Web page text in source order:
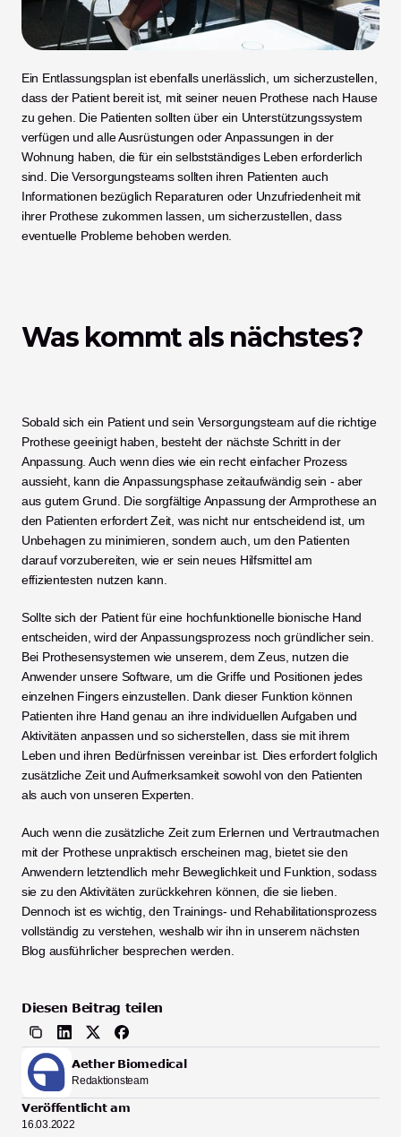
Ein Entlassungsplan ist ebenfalls unerlässlich, um sicherzustellen,
dass der Patient bereit ist, mit seiner neuen Prothese nach Hause
zu gehen. Die Patienten sollten über ein Unterstützungssystem
verfügen und alle Ausrüstungen oder Anpassungen in der
Wohnung haben, die für ein selbstständiges Leben erforderlich
sind. Die Versorgungsteams sollten ihren Patienten auch
Informationen bezüglich Reparaturen oder Unzufriedenheit mit
ihrer Prothese zukommen lassen, um sicherzustellen, dass
eventuelle Probleme behoben werden.
Was kommt als nächstes?
Sobald sich ein Patient und sein Versorgungsteam auf die richtige
Prothese geeinigt haben, besteht der nächste Schritt in der
Anpassung. Auch wenn dies wie ein recht einfacher Prozess
aussieht, kann die Anpassungsphase zeitaufwändig sein - aber
aus gutem Grund. Die sorgfältige Anpassung der Armprothese an
den Patienten erfordert Zeit, was nicht nur entscheidend ist, um
Unbehagen zu minimieren, sondern auch, um den Patienten
darauf vorzubereiten, wie er sein neues Hilfsmittel am
effizientesten nutzen kann.
Sollte sich der Patient für eine hochfunktionelle bionische Hand
entscheiden, wird der Anpassungsprozess noch gründlicher sein.
Bei Prothesensystemen wie unserem, dem Zeus, nutzen die
Anwender unsere Software, um die Griffe und Positionen jedes
einzelnen Fingers einzustellen. Dank dieser Funktion können
Patienten ihre Hand genau an ihre individuellen Aufgaben und
Aktivitäten anpassen und so sicherstellen, dass sie mit ihrem
Leben und ihren Bedürfnissen vereinbar ist. Dies erfordert folglich
zusätzliche Zeit und Aufmerksamkeit sowohl von den Patienten
als auch von unseren Experten.
Auch wenn die zusätzliche Zeit zum Erlernen und Vertrautmachen
mit der Prothese unpraktisch erscheinen mag, bietet sie den
Anwendern letztendlich mehr Beweglichkeit und Funktion, sodass
sie zu den Aktivitäten zurückkehren können, die sie lieben.
Dennoch ist es wichtig, den Trainings- und Rehabilitationsprozess
vollständig zu verstehen, weshalb wir ihn in unserem nächsten
Blog ausführlicher besprechen werden.
Diesen Beitrag teilen
Aether Biomedical
Redaktionsteam
Veröffentlicht am
16.03.2022